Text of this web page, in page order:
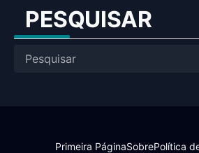
PESQUISAR
Primeira PáginaSobrePolítica